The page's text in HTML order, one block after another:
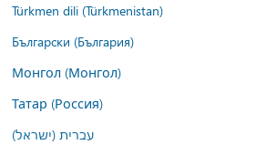
Türkmen dili (Türkmenistan)
Български (България)
Монгол (Монгол)
Татар (Россия)
עברית (ישראל)